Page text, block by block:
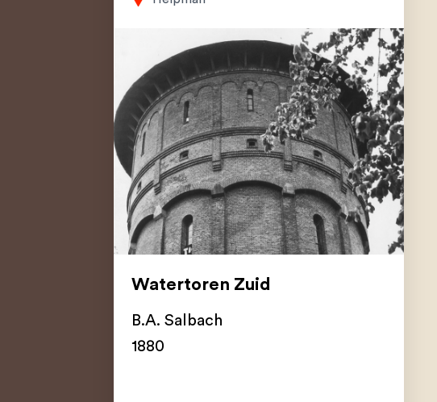
Watertoren Zuid
B.A. Salbach
1880